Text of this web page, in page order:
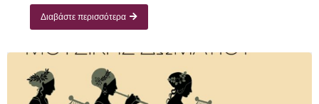
Διαβάστε περισσότερα